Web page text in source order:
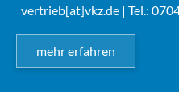
vertrieb[at]vkz.de | Tel.:
mehr erfahren